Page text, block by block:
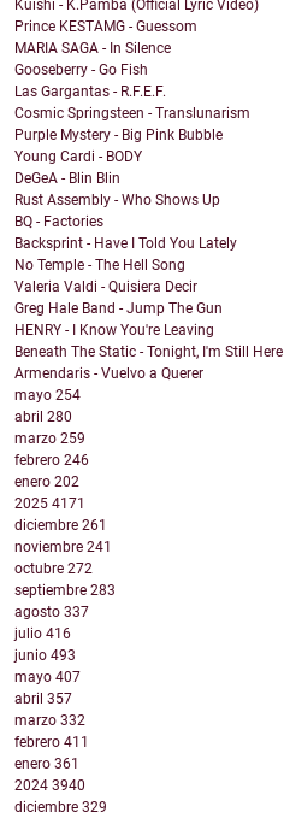
Kuishi - K.Pamba (Official Lyric Video)
Prince KESTAMG - Guessom
MARIA SAGA - In Silence
Gooseberry - Go Fish
Las Gargantas - R.F.E.F.
Cosmic Springsteen - Translunarism
Purple Mystery - Big Pink Bubble
Young Cardi - BODY
DeGeA - Blin Blin
Rust Assembly - Who Shows Up
BQ - Factories
Backsprint - Have I Told You Lately
No Temple - The Hell Song
Valeria Valdi - Quisiera Decir
Greg Hale Band - Jump The Gun
HENRY - I Know You're Leaving
Beneath The Static - Tonight, I'm Still Here
Armendaris - Vuelvo a Querer
mayo 254
abril 280
marzo 259
febrero 246
enero 202
2025 4171
diciembre 261
noviembre 241
octubre 272
septiembre 283
agosto 337
julio 416
junio 493
mayo 407
abril 357
marzo 332
febrero 411
enero 361
2024 3940
diciembre 329